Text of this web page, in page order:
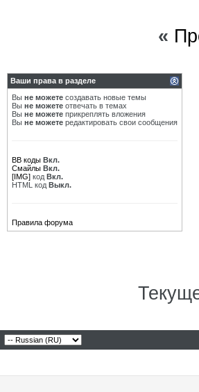
«
Ваши права в разделе
Вы не можете создавать новые темы
Вы не можете отвечать в темах
Вы не можете прикреплять вложения
Вы не можете редактировать свои сообщения
BB коды Вкл.
Смайлы Вкл.
[IMG] код Вкл.
HTML код Выкл.
Правила форума